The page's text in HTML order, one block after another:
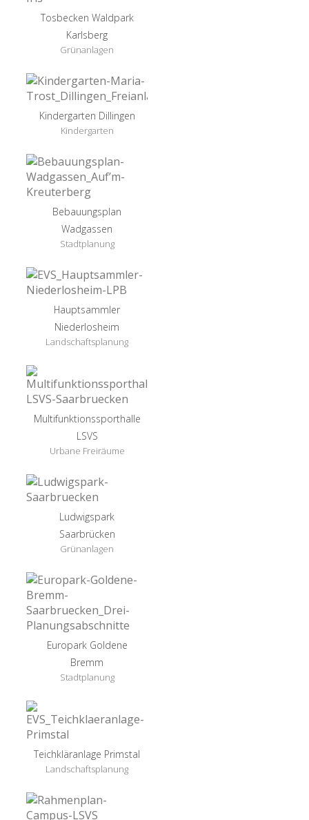
Tosbecken Waldpark
Karlsberg
Grünanlagen
Kindergarten Dillingen
Kindergarten
Bebauungsplan
Wadgassen
Stadtplanung
Hauptsammler
Niederlosheim
Landschaftsplanung
Multifunktionssporthalle
LSVS
Urbane Freiräume
Ludwigspark
Saarbrücken
Grünanlagen
Europark Goldene
Bremm
Stadtplanung
Teichkläranlage Primstal
Landschaftsplanung